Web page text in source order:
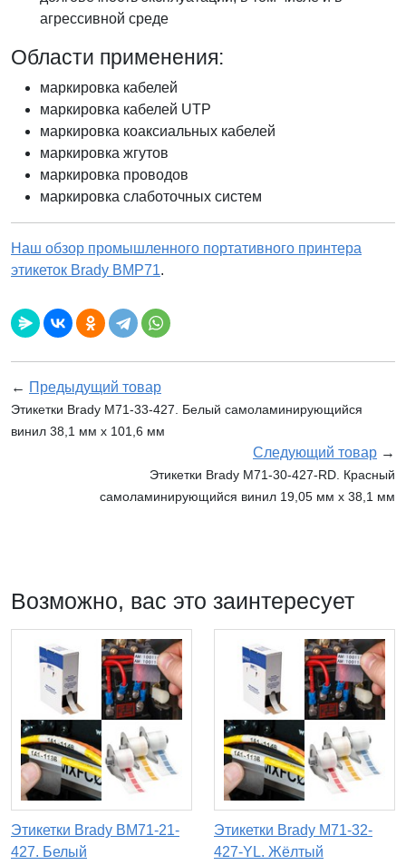
агрессивной среде
Области применения:
маркировка кабелей
маркировка кабелей UTP
маркировка коаксиальных кабелей
маркировка жгутов
маркировка проводов
маркировка слаботочных систем
Наш обзор промышленного портативного принтера
этикеток Brady BMP71.
← Предыдущий товар
Этикетки Brady M71-33-427. Белый самоламинирующийся
винил 38,1 мм х 101,6 мм
Следующий товар →
Этикетки Brady M71-30-427-RD. Красный
самоламинирующийся винил 19,05 мм х 38,1 мм
Возможно, вас это заинтересует
Этикетки Brady BM71-21-
427. Белый
Этикетки Brady M71-32-
427-YL. Жёлтый